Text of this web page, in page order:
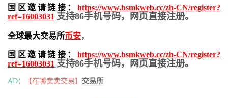
国区邀请链接： https://www.bsmkweb.cc/zh-CN/register?
ref=16003031 支持86手机号码，网页直接注册。
全球最大交易所币安，
国区邀请链接： https://www.bsmkweb.cc/zh-CN/register?
ref=16003031 支持86手机号码，网页直接注册。
AD： 【在哪卖卖交易】 交易所